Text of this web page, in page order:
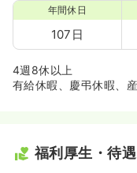
年間休日
107日
4週8休以上
有給休暇、慶弔休暇、
福利厚生・待遇